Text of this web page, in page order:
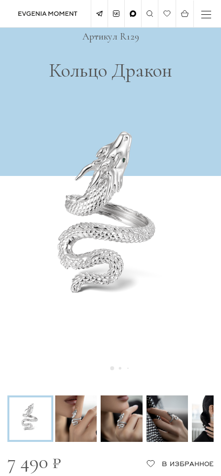
Кольцо Дракон
Артикул R129
7 490 ₽ В ИЗБРАННОЕ